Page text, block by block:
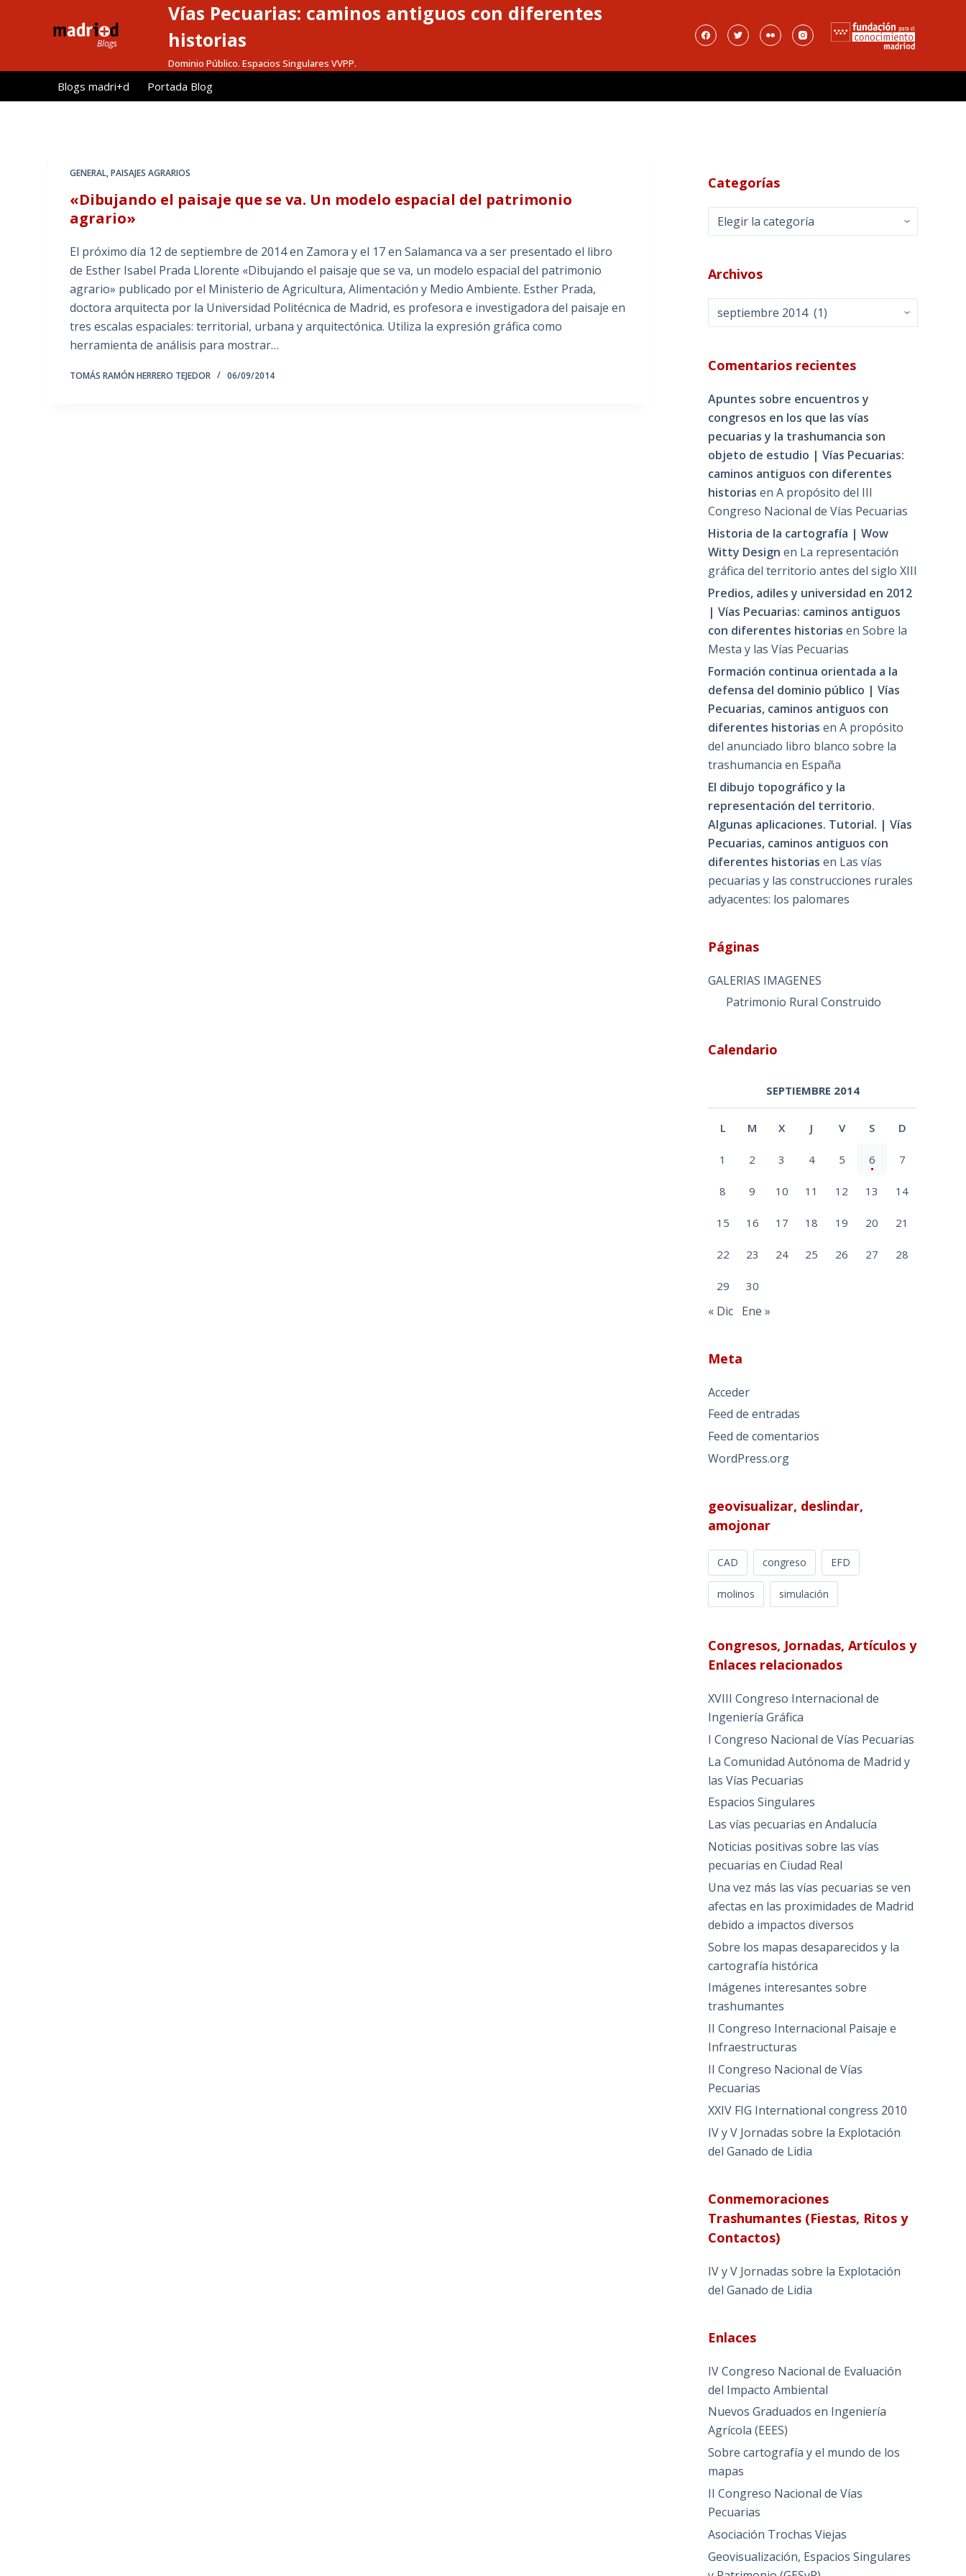
t
Vías Pecuarias: caminos antiguos con diferentes
historias
Dominio Público. Espacios Singulares VVPP.
Blogs madri+d Portada Blog
GENERAL,PAISAJES AGRARIOS
«Dibujando el paisaje que se va. Un modelo espacial del patrimonio
agrario»
El próximo día 12 de septiembre de 2014 en Zamora y el 17 en Salamanca va a ser presentado el libro
de Esther Isabel Prada Llorente «Dibujando el paisaje que se va, un modelo espacial del patrimonio
agrario» publicado por el Ministerio de Agricultura, Alimentación y Medio Ambiente. Esther Prada,
doctora arquitecta por la Universidad Politécnica de Madrid, es profesora e investigadora del paisaje en
tres escalas espaciales: territorial, urbana y arquitectónica. Utiliza la expresión gráfica como
herramienta de análisis para mostrar…
TOMÁS RAMÓN HERRERO TEJEDOR 06/09/2014
Categorías
Categorías
Archivos
Archivos
Comentarios recientes
Apuntes sobre encuentros y
congresos en los que las vías
pecuarias y la trashumancia son
objeto de estudio | Vías Pecuarias:
caminos antiguos con diferentes
historias enA propósito del III
Congreso Nacional de Vías Pecuarias
Historia de la cartografía | Wow
Witty Design en La representación
gráfica del territorio antes del siglo XIII
Predios, adiles y universidad en 2012
| Vías Pecuarias: caminos antiguos
con diferentes historias enSobre la
Mesta y las Vías Pecuarias
Formación continua orientada a la
defensa del dominio público | Vías
Pecuarias, caminos antiguos con
diferentes historias enA propósito
del anunciado libro blanco sobre la
trashumancia en España
El dibujo topográfico y la
representación del territorio.
Algunas aplicaciones. Tutorial. | Vías
Pecuarias, caminos antiguos con
diferentes historias en Las vías
pecuarias y las construcciones rurales
adyacentes: los palomares
Páginas
GALERIAS IMAGENES
Patrimonio Rural Construido
Calendario
SEPTIEMBRE 2014
L M X J V S D
1 2 3 4 5 6 7
8 9 10 11 12 13 14
15 16 17 18 19 20 21
22 23 24 25 26 27 28
29 30
« Dic Ene »
Meta
Acceder
Feed de entradas
Feed de comentarios
WordPress.org
geovisualizar, deslindar,
amojonar
CAD congreso EFD
molinos simulación
Congresos, Jornadas, Artículos y
Enlaces relacionados
XVIII Congreso Internacional de
Ingeniería Gráfica
I Congreso Nacional de Vías Pecuarias
La Comunidad Autónoma de Madrid y
las Vías Pecuarias
Espacios Singulares
Las vías pecuarias en Andalucía
Noticias positivas sobre las vías
pecuarias en Ciudad Real
Una vez más las vías pecuarias se ven
afectas en las proximidades de Madrid
debido a impactos diversos
Sobre los mapas desaparecidos y la
cartografía histórica
Imágenes interesantes sobre
trashumantes
II Congreso Internacional Paisaje e
Infraestructuras
II Congreso Nacional de Vías
Pecuarias
XXIV FIG International congress 2010
IV y V Jornadas sobre la Explotación
del Ganado de Lidia
Conmemoraciones
Trashumantes (Fiestas, Ritos y
Contactos)
IV y V Jornadas sobre la Explotación
del Ganado de Lidia
Enlaces
IV Congreso Nacional de Evaluación
del Impacto Ambiental
Nuevos Graduados en Ingeniería
Agrícola (EEES)
Sobre cartografía y el mundo de los
mapas
II Congreso Nacional de Vías
Pecuarias
Asociación Trochas Viejas
Geovisualización, Espacios Singulares